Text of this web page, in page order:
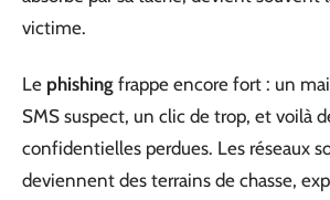
victime.
Le phishing frappe encore fort : un
SMS suspect, un clic de trop, et voilà
confidentielles perdues. Les réseaux
deviennent des terrains de chasse,